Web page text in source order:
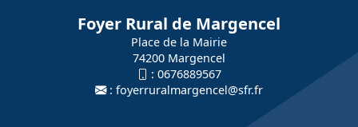
Foyer Rural de Margencel
Place de la Mairie
74200 Margencel
: 0676889567
: foyerruralmargencel@sfr.fr